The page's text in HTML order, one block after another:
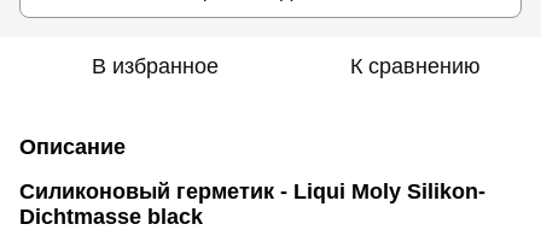
В избранное К сравнению
Описание
Силиконовый герметик - Liqui Moly Silikon-
Dichtmasse black